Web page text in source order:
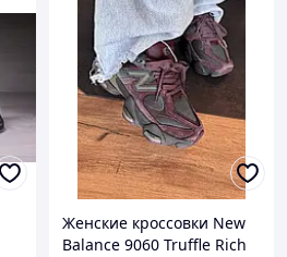
Женские кроссовки New
Balance 9060 Truffle Rich